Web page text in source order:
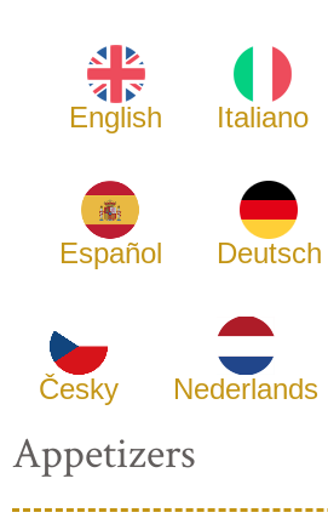
English Italiano
Español Deutsch
Česky Nederlands
Appetizers